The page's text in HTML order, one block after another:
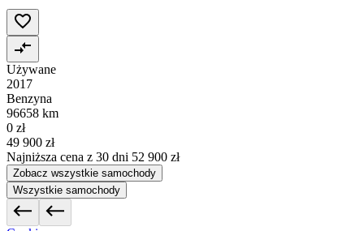
Używane
2017
Benzyna
96658 km
0 zł
49 900 zł
Najniższa cena z 30 dni 52 900 zł
Zobacz wszystkie samochody
Wszystkie samochody